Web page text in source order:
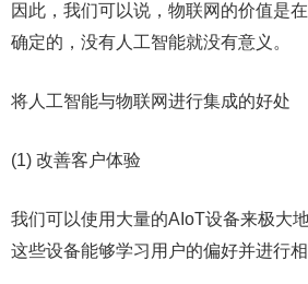
因此，我们可以说，物联网的价值是
确定的，没有人工智能就没有意义。
将人工智能与物联网进行集成的好处
(1) 改善客户体验
我们可以使用大量的AIoT设备来极大
这些设备能够学习用户的偏好并进行相